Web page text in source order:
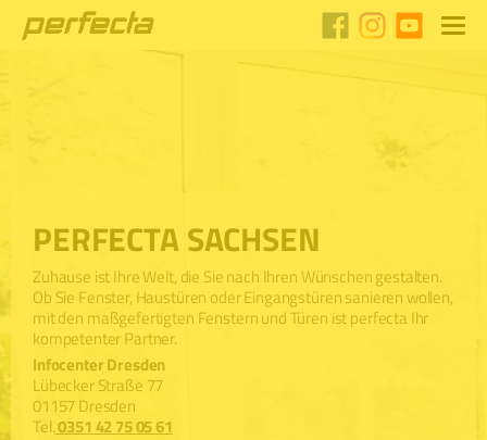
PERFECTA SACHSEN
Zuhause ist Ihre Welt, die Sie nach Ihren Wünschen gestalten.
Ob Sie Fenster, Haustüren oder Eingangstüren sanieren wollen,
mit den maßgefertigten Fenstern und Türen ist perfecta Ihr
kompetenter Partner.
Infocenter Dresden
Lübecker Straße 77
01157 Dresden
Tel.0351 42 75 05 61